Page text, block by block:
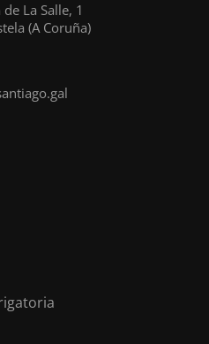
La Salle, 1
(A Coruña)